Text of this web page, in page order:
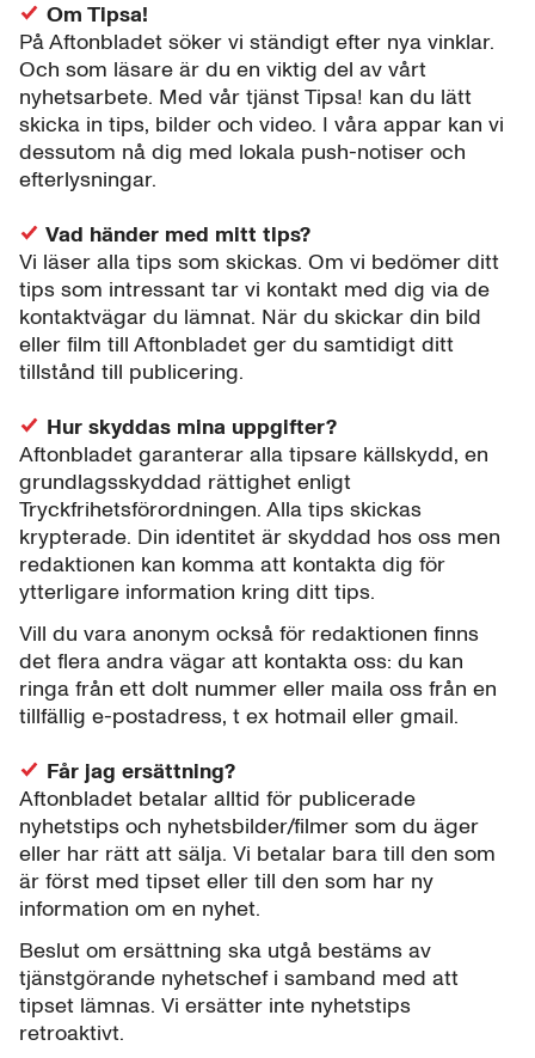
Om Tipsa!
På Aftonbladet söker vi ständigt efter nya vinklar.
Och som läsare är du en viktig del av vårt
nyhetsarbete. Med vår tjänst Tipsa! kan du lätt
skicka in tips, bilder och video. I våra appar kan vi
dessutom nå dig med lokala push-notiser och
efterlysningar.
Vad händer med mitt tips?
Vi läser alla tips som skickas. Om vi bedömer ditt
tips som intressant tar vi kontakt med dig via de
kontaktvägar du lämnat. När du skickar din bild
eller film till Aftonbladet ger du samtidigt ditt
tillstånd till publicering.
Hur skyddas mina uppgifter?
Aftonbladet garanterar alla tipsare källskydd, en
grundlagsskyddad rättighet enligt
Tryckfrihetsförordningen. Alla tips skickas
krypterade. Din identitet är skyddad hos oss men
redaktionen kan komma att kontakta dig för
ytterligare information kring ditt tips.
Vill du vara anonym också för redaktionen finns
det flera andra vägar att kontakta oss: du kan
ringa från ett dolt nummer eller maila oss från en
tillfällig e-postadress, t ex hotmail eller gmail.
Får jag ersättning?
Aftonbladet betalar alltid för publicerade
nyhetstips och nyhetsbilder/filmer som du äger
eller har rätt att sälja. Vi betalar bara till den som
är först med tipset eller till den som har ny
information om en nyhet.
Beslut om ersättning ska utgå bestäms av
tjänstgörande nyhetschef i samband med att
tipset lämnas. Vi ersätter inte nyhetstips
retroaktivt.